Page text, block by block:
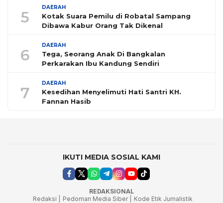
5
DAERAH
Kotak Suara Pemilu di Robatal Sampang
Dibawa Kabur Orang Tak Dikenal
6
DAERAH
Tega, Seorang Anak Di Bangkalan
Perkarakan Ibu Kandung Sendiri
7
DAERAH
Kesedihan Menyelimuti Hati Santri KH.
Fannan Hasib
IKUTI MEDIA SOSIAL KAMI
REDAKSIONAL
Redaksi |
Pedoman Media Siber |
Kode Etik Jurnalistik